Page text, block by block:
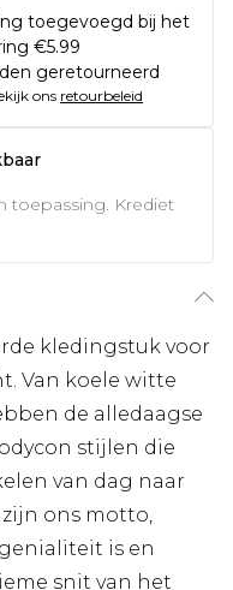
toegevoegd bij het
€5.99
geretourneerd
ons retourbeleid
toepassing. Krediet
kledingstuk voor
Van koele witte
de alledaagse
stijlen die
van dag naar
zijn ons motto,
is en
snit van het